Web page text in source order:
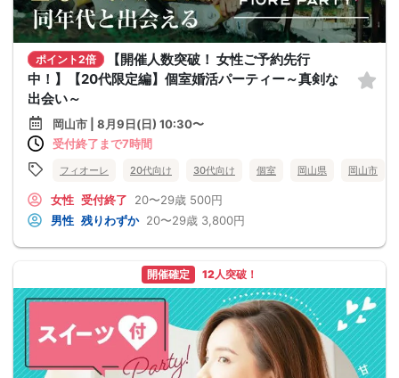
ポイント2倍
【開催人数突破！ 女性ご予約先行
中！】【20代限定編】個室婚活パーティー～真剣な
出会い～
岡山市 | 8月9日(日) 10:30〜
受付終了まで7時間
フィオーレ 20代向け 30代向け 個室 岡山県 岡山市
女性 受付終了 20〜29歳 500円
男性 残りわずか 20〜29歳 3,800円
開催確定 12人突破！